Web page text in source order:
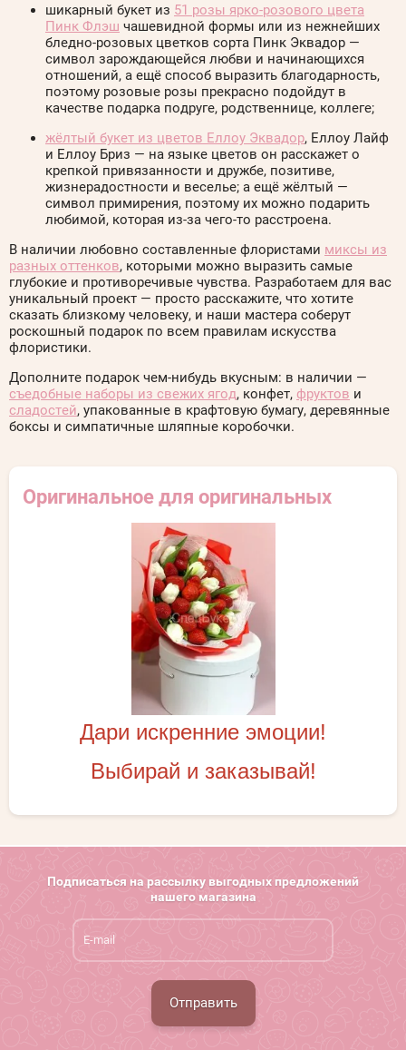
Оригинальное для оригинальных
Дари искренние эмоции!
Выбирай и заказывай!
шикарный букет из 51 розы ярко-розового цвета
Пинк Флэш чашевидной формы или из нежнейших
бледно-розовых цветков сорта Пинк Эквадор —
символ зарождающейся любви и начинающихся
отношений, а ещё способ выразить благодарность,
поэтому розовые розы прекрасно подойдут в
качестве подарка подруге, родственнице, коллеге;
жёлтый букет из цветов Еллоу Эквадор, Еллоу Лайф
и Еллоу Бриз — на языке цветов он расскажет о
крепкой привязанности и дружбе, позитиве,
жизнерадостности и веселье; а ещё жёлтый —
символ примирения, поэтому их можно подарить
любимой, которая из-за чего-то расстроена.
В наличии любовно составленные флористами миксы из
разных оттенков, которыми можно выразить самые
глубокие и противоречивые чувства. Разработаем для вас
уникальный проект — просто расскажите, что хотите
сказать близкому человеку, и наши мастера соберут
роскошный подарок по всем правилам искусства
флористики.
Дополните подарок чем-нибудь вкусным: в наличии —
съедобные наборы из свежих ягод, конфет, фруктов и
сладостей, упакованные в крафтовую бумагу, деревянные
боксы и симпатичные шляпные коробочки.
Подписаться на рассылку выгодных предложений
нашего магазина
Отправить